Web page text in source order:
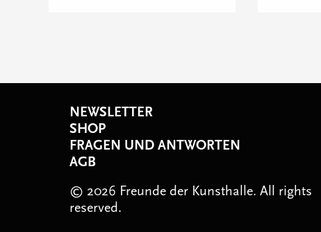
© 2026 Freunde der Kunsthalle. All rights
reserved.
NEWSLETTER
SHOP
FRAGEN UND ANTWORTEN
AGB